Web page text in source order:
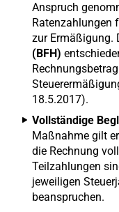
Anspruch
Ratenzahlungen
zur Ermäßigung.
(BFH)
18.5.2017).
Vollständige
Maßnahme gilt
die Rechnung
Teilzahlungen
jeweiligen
beanspruchen.